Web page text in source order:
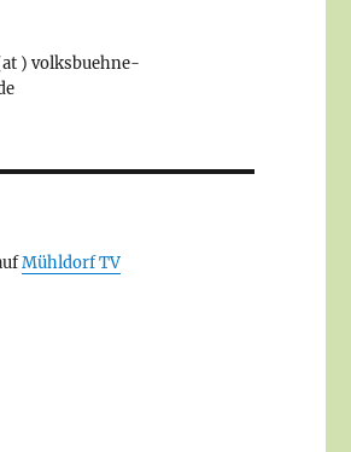
) volksbuehne-
Mühldorf TV